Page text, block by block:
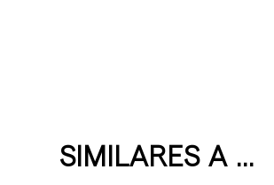
SIMILARES A ...